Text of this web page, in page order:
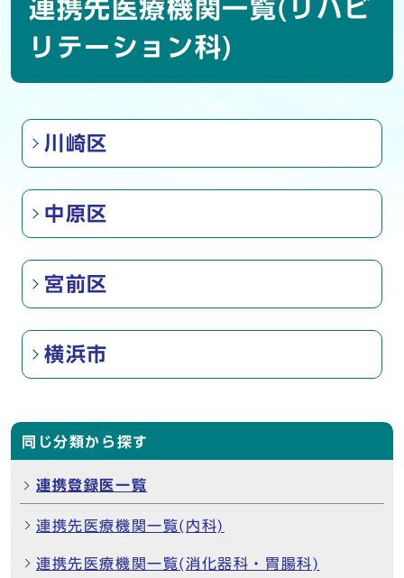
連携先医療機関一覧(リハビ
リテーション科)
川崎区
中原区
宮前区
横浜市
同じ分類から探す
連携登録医一覧
連携先医療機関一覧(内科)
連携先医療機関一覧(消化器科・胃腸科)